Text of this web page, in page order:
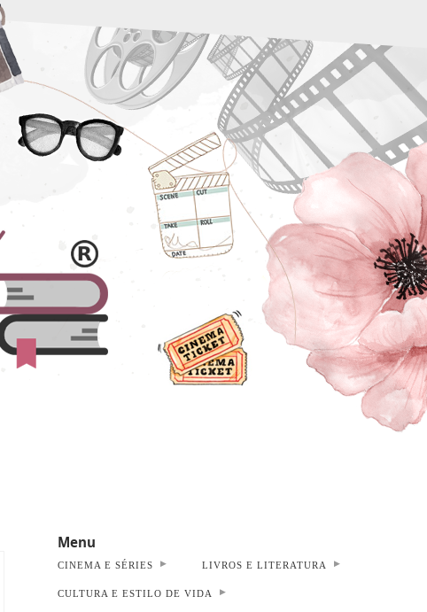
Menu
CINEMA E SÉRIES LIVROS E LITERATURA
CULTURA E ESTILO DE VIDA